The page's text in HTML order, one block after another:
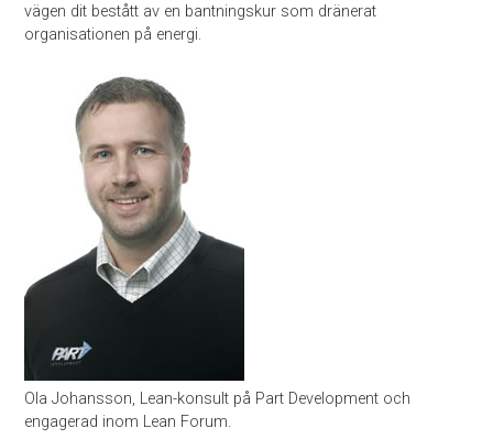
vägen dit bestått av en bantningskur som dränerat
organisationen på energi.
Ola Johansson, Lean-konsult på Part Development och
engagerad inom Lean Forum.